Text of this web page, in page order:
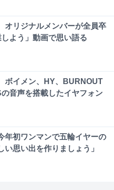
オリジナルメンバーが全員卒
よう」動画で思い語る
ボイメン、HY、BURNOUT
音声を搭載したイヤフォン
年初ワンマンで五輪イヤーの
い思い出を作りましょう」